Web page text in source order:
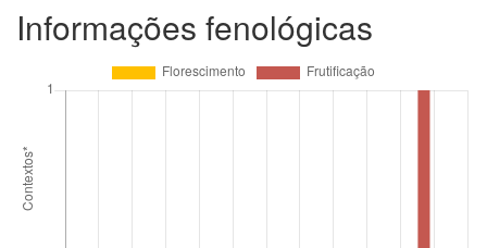
Informações fenológicas